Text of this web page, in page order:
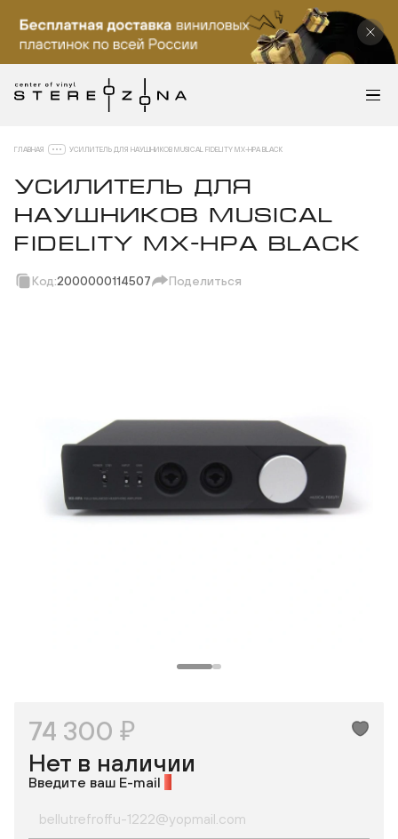
ГЛАВНАЯ УСИЛИТЕЛЬ ДЛЯ НАУШНИКОВ MUSICAL FIDELITY MX-HPA BLACK
УСИЛИТЕЛЬ ДЛЯ
НАУШНИКОВ MUSICAL
FIDELITY MX-HPA BLACK
Код:2000000114507 Поделиться
Одноклассники
74 300 ₽
Нет в наличии
Введите ваш E-mail